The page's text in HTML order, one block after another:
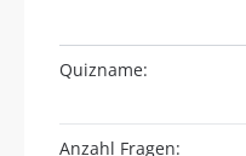
Quizname:
Anzahl Fragen: